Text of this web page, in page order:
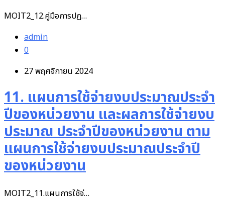
MOIT2_12.คู่มือการปฏ…
admin
0
27 พฤศจิกายน 2024
11. แผนการใช้จ่ายงบประมาณประจำ
ปีของหน่วยงาน และผลการใช้จ่ายงบ
ประมาณ ประจำปีของหน่วยงาน ตาม
แผนการใช้จ่ายงบประมาณประจำปี
ของหน่วยงาน
MOIT2_11.แผนการใช้จ่…